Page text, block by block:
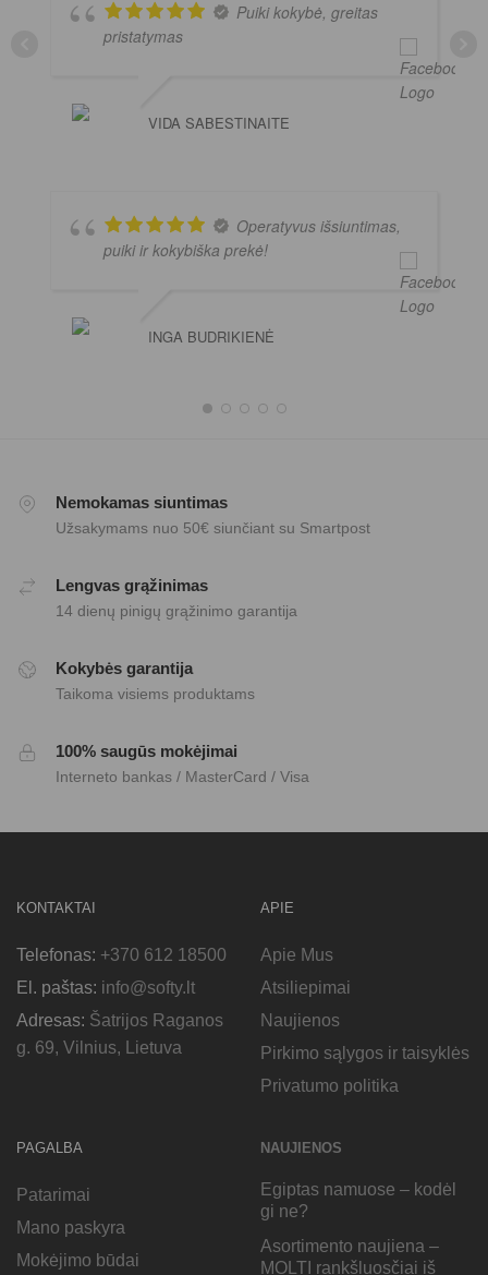
Puiki kokybė, greitas
pristatymas
VIDA SABESTINAITE
Operatyvus išsiuntimas,
puiki ir kokybiška prekė!
INGA BUDRIKIENĖ
Nemokamas siuntimas
Užsakymams nuo 50€ siunčiant su Smartpost
Lengvas grąžinimas
14 dienų pinigų grąžinimo garantija
Kokybės garantija
Taikoma visiems produktams
100% saugūs mokėjimai
Interneto bankas / MasterCard / Visa
KONTAKTAI
Telefonas: +370 612 18500
El. paštas: info@softy.lt
Adresas: Šatrijos Raganos
g. 69, Vilnius, Lietuva
APIE
Apie Mus
Atsiliepimai
Naujienos
Pirkimo sąlygos ir taisyklės
Privatumo politika
PAGALBA
Patarimai
Mano paskyra
Mokėjimo būdai
NAUJIENOS
Egiptas namuose – kodėl
gi ne?
Asortimento naujiena –
MOLTI rankšluosčiai iš